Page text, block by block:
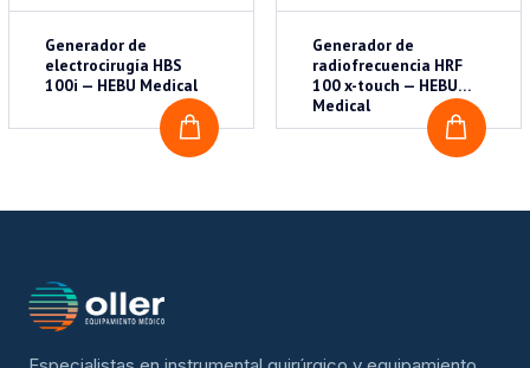
COTIZAR
Generador de
electrocirugía HBS
100i — HEBU Medical
Generador de
radiofrecuencia HRF
100 x-touch — HEBU
Medical